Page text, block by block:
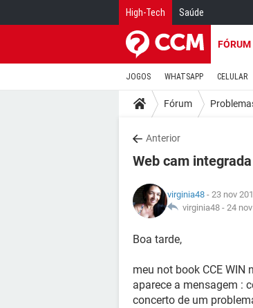
High-Tech Saúde
FÓRUM
JOGOS WHATSAPP CELULAR
Fórum
Anterior
Web cam integrada
virginia48 - 23 nov
virginia48 - 24
Boa tarde,
meu not book CCE
aparece a mensagem :
concerto de um